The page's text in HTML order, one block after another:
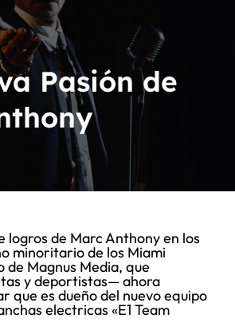
Pasión de
minoritario de los Miami
de Magnus Media, que
y deportistas— ahora
que es dueño del nuevo equipo
electricas «E1 Team